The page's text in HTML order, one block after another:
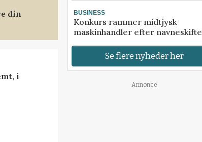
din
i
BUSINESS
Konkurs rammer midtjysk
maskinhandler efter navneskifte
Se flere nyheder her
Annonce